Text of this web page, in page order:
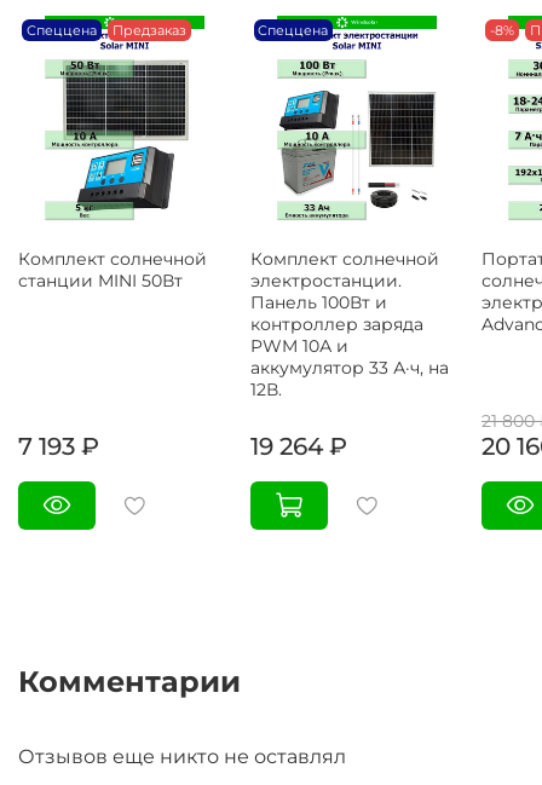
Спеццена Предзаказ
Комплект солнечной
станции MINI 50Вт
7 193 ₽
Спеццена
Комплект солнечной
электростанции.
Панель 100Вт и
контроллер заряда
PWM 10А и
аккумулятор 33 А·ч, на
12В.
19 264 ₽
-8%
21 800
20
Комментарии
Отзывов еще никто не оставлял